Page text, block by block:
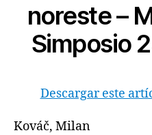
noreste –
Simposio
Descargar este
Kováč, Milan